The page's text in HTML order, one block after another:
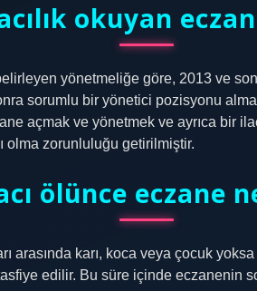
okuyan
belirleyen yönetmeliğe göre, 2013 ve
sorumlu bir yönetici pozisyonu
açmak ve yönetmek ve ayrıca bir
olma zorunluluğu getirilmiştir.
ölünce eczane
arasında karı, koca veya çocuk
edilir. Bu süre içinde eczanenin